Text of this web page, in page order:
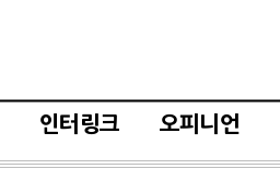
인터링크 오피니언